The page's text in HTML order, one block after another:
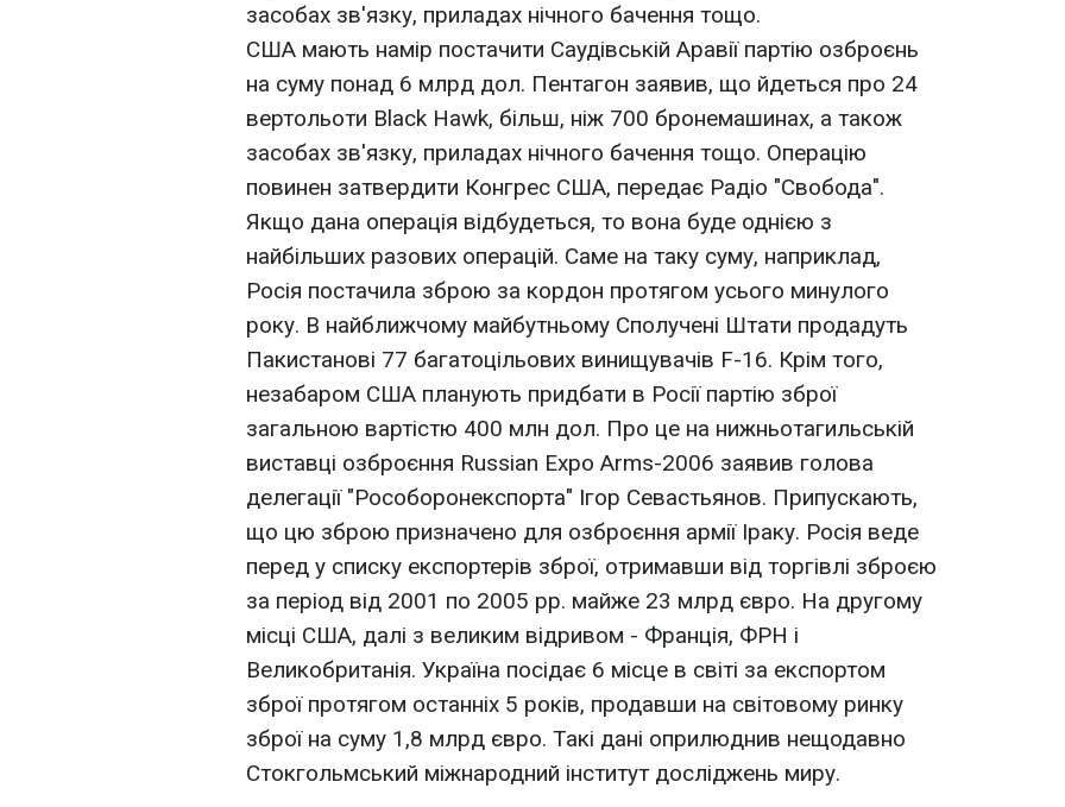
засобах зв'язку, приладах нічного бачення тощо.
США мають намір постачити Саудівській Аравії партію озброєнь
на суму понад 6 млрд дол. Пентагон заявив, що йдеться про 24
вертольоти Black Hawk, більш, ніж 700 бронемашинах, а також
засобах зв'язку, приладах нічного бачення тощо. Операцію
повинен затвердити Конгрес США, передає Радіо "Свобода".
Якщо дана операція відбудеться, то вона буде однією з
найбільших разових операцій. Саме на таку суму, наприклад,
Росія постачила зброю за кордон протягом усього минулого
року. В найближчому майбутньому Сполучені Штати продадуть
Пакистанові 77 багатоцільових винищувачів F-16. Крім того,
незабаром США планують придбати в Росії партію зброї
загальною вартістю 400 млн дол. Про це на нижньотагильській
виставці озброєння Russian Expo Arms-2006 заявив голова
делегації "Рособоронекспорта" Ігор Севастьянов. Припускають,
що цю зброю призначено для озброєння армії Іраку. Росія веде
перед у списку експортерів зброї, отримавши від торгівлі зброєю
за період від 2001 по 2005 рр. майже 23 млрд євро. На другому
місці США, далі з великим відривом - Франція, ФРН і
Великобританія. Україна посідає 6 місце в світі за експортом
зброї протягом останніх 5 років, продавши на світовому ринку
зброї на суму 1,8 млрд євро. Такі дані оприлюднив нещодавно
Стокгольмський міжнародний інститут досліджень миру.